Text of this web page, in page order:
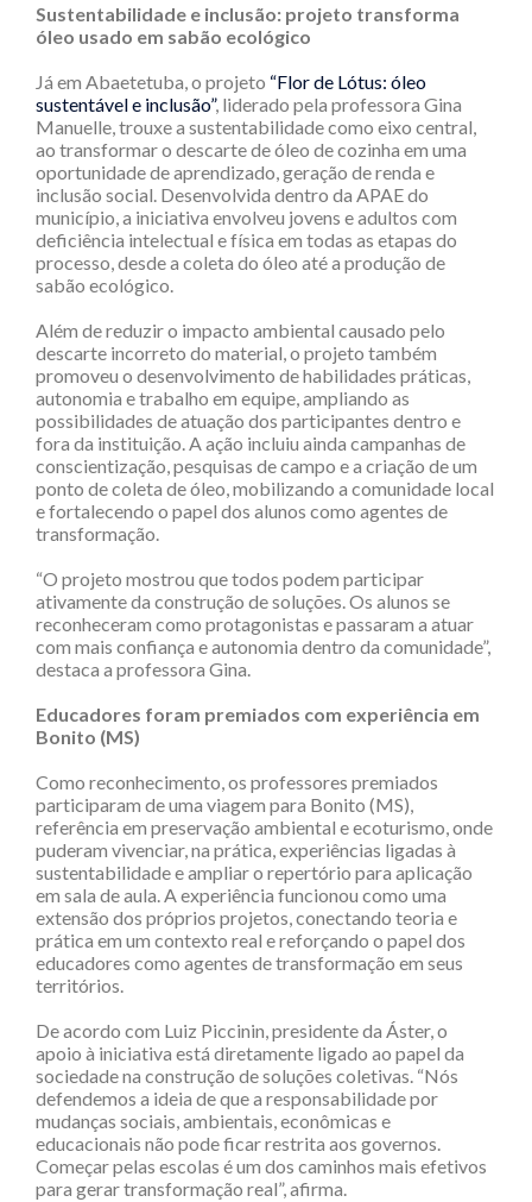
Sustentabilidade e inclusão: projeto transforma
óleo usado em sabão ecológico
Já em Abaetetuba, o projeto “Flor de Lótus: óleo
sustentável e inclusão”, liderado pela professora Gina
Manuelle, trouxe a sustentabilidade como eixo central,
ao transformar o descarte de óleo de cozinha em uma
oportunidade de aprendizado, geração de renda e
inclusão social. Desenvolvida dentro da APAE do
município, a iniciativa envolveu jovens e adultos com
deficiência intelectual e física em todas as etapas do
processo, desde a coleta do óleo até a produção de
sabão ecológico.
Além de reduzir o impacto ambiental causado pelo
descarte incorreto do material, o projeto também
promoveu o desenvolvimento de habilidades práticas,
autonomia e trabalho em equipe, ampliando as
possibilidades de atuação dos participantes dentro e
fora da instituição. A ação incluiu ainda campanhas de
conscientização, pesquisas de campo e a criação de um
ponto de coleta de óleo, mobilizando a comunidade local
e fortalecendo o papel dos alunos como agentes de
transformação.
“O projeto mostrou que todos podem participar
ativamente da construção de soluções. Os alunos se
reconheceram como protagonistas e passaram a atuar
com mais confiança e autonomia dentro da comunidade”,
destaca a professora Gina.
Educadores foram premiados com experiência em
Bonito (MS)
Como reconhecimento, os professores premiados
participaram de uma viagem para Bonito (MS),
referência em preservação ambiental e ecoturismo, onde
puderam vivenciar, na prática, experiências ligadas à
sustentabilidade e ampliar o repertório para aplicação
em sala de aula. A experiência funcionou como uma
extensão dos próprios projetos, conectando teoria e
prática em um contexto real e reforçando o papel dos
educadores como agentes de transformação em seus
territórios.
De acordo com Luiz Piccinin, presidente da Áster, o
apoio à iniciativa está diretamente ligado ao papel da
sociedade na construção de soluções coletivas. “Nós
defendemos a ideia de que a responsabilidade por
mudanças sociais, ambientais, econômicas e
educacionais não pode ficar restrita aos governos.
Começar pelas escolas é um dos caminhos mais efetivos
para gerar transformação real”, afirma.